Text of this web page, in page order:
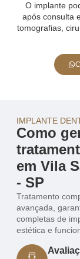
O implante
após consulta
tomografias,
IMPLANTE
Como
em Vila
- SP
Tratamento
avançada,
completas de
estética e